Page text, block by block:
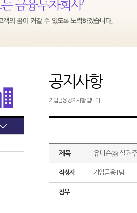
공지사항
기업금융 공지사항 입니다.
제목 유니슨㈜ 실권
작성자 기업금융1팀
첨부